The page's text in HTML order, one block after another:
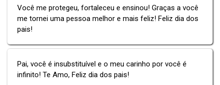
Você me protegeu, fortaleceu e ensinou! Graças a você
me tornei uma pessoa melhor e mais feliz! Feliz dia dos
pais!
Pai, você é insubstituível e o meu carinho por você é
infinito! Te Amo, Feliz dia dos pais!